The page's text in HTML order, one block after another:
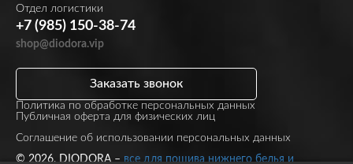
Отдел логистики
+7 (985) 150-38-74
shop@diodora.vip
Политика по обработке персональных данных
Публичная оферта для физических лиц
Заказать звонок
Соглашение об использовании персональных данных
© 2026, DIODORA – все для пошива нижнего белья и